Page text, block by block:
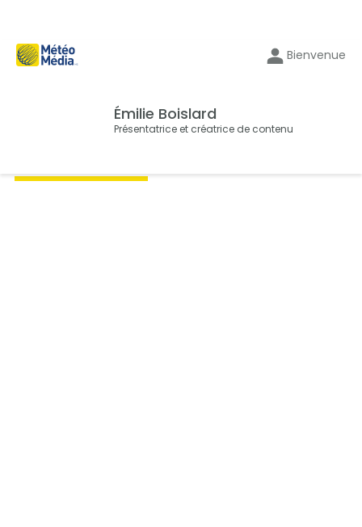
Bienvenue
Émilie Boislard
Présentatrice et créatrice de contenu